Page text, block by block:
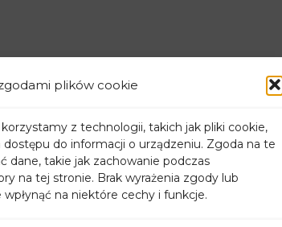
plików cookie
z technologii, takich jak pliki cookie,
do informacji o urządzeniu. Zgoda na te
takie jak zachowanie podczas
na tej stronie. Brak wyrażenia zgody lub
na niektóre cechy i funkcje.